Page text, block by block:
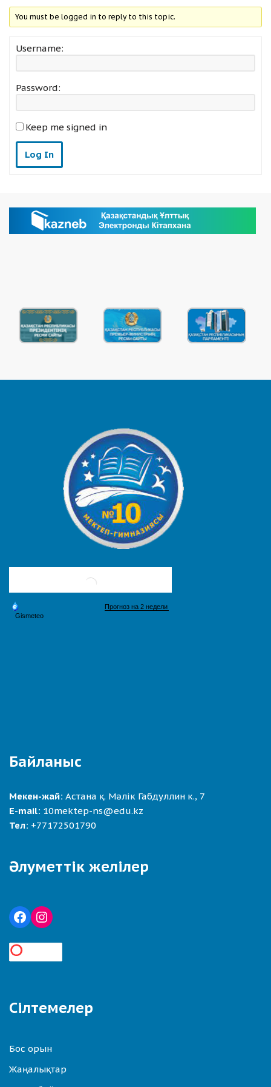
You must be logged in to reply to this topic.
Username:
Password:
Keep me signed in
Log In
Байланыс
Мекен-жай: Астана қ. Мәлік Габдуллин к., 7
E-mail: 10mektep-ns@edu.kz
Тел: +77172501790
Әлуметтік желілер
Сілтемелер
Бос орын
Жаңалықтар